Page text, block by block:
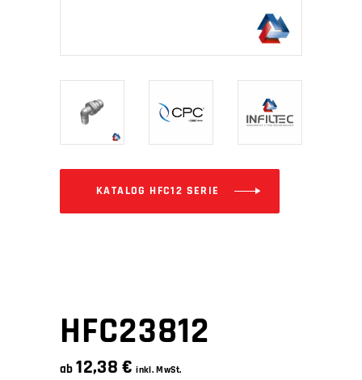
KATALOG HFC12 SERIE
HFC23812
ab12,38€ inkl. MwSt.